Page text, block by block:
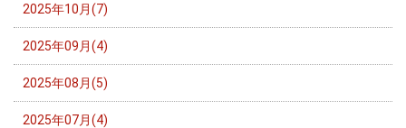
2025年10月(7)
2025年09月(4)
2025年08月(5)
2025年07月(4)